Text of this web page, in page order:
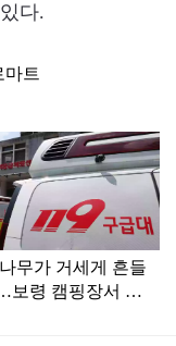
다.
마트
무가 거세게 흔들
보령 캠핑장서 일